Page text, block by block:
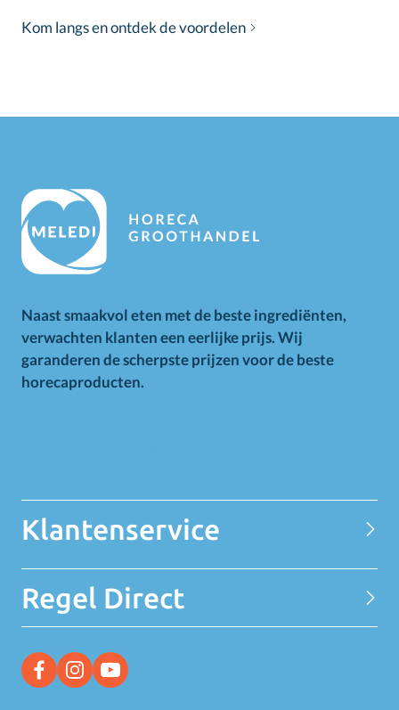
Kom langs en ontdek de voordelen
Naast smaakvol eten met de beste ingrediënten,
verwachten klanten een eerlijke prijs. Wij
garanderen de scherpste prijzen voor de beste
horecaproducten.
Klantenservice
Contact
Privacy Statement
Over MELEDI
MELEDI vestigingen
Vacatures
Regel Direct
Ontvang alle Deals